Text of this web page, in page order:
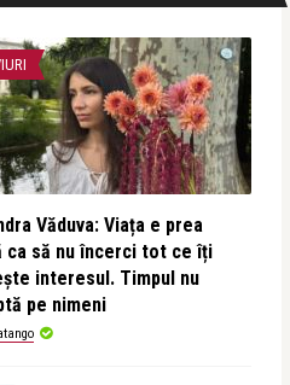
Văduva: Viața e prea
ca să nu încerci tot ce îți
interesul. Timpul nu
pe nimeni